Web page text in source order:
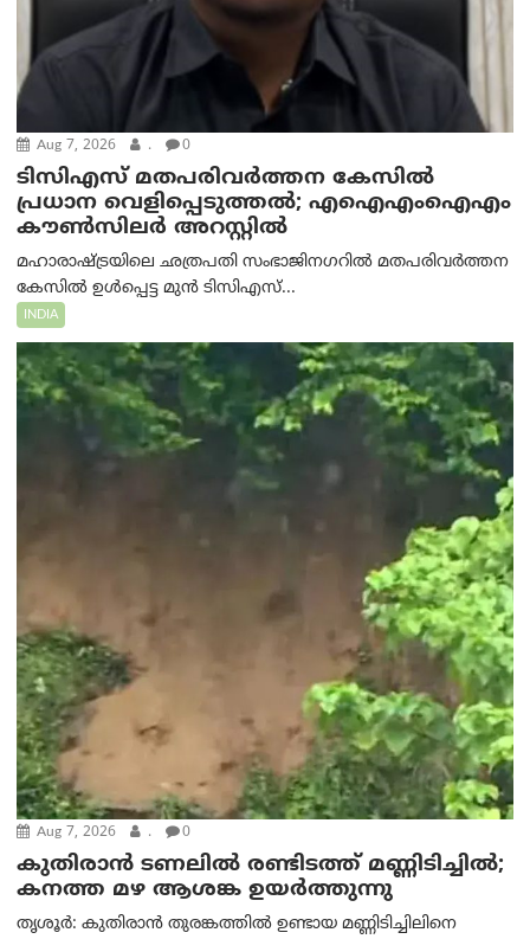
Aug 7, 2026 . 0
ടിസിഎസ് മതപരിവർത്തന കേസിൽ
പ്രധാന വെളിപ്പെടുത്തൽ; എഐഎംഐഎം
കൗൺസിലർ അറസ്റ്റിൽ
മഹാരാഷ്ട്രയിലെ ഛത്രപതി സംഭാജിനഗറിൽ മതപരിവർത്തന
കേസിൽ ഉൾപ്പെട്ട മുൻ ടിസിഎസ്...
INDIA
Aug 7, 2026 . 0
കുതിരാൻ ടണലിൽ രണ്ടിടത്ത് മണ്ണിടിച്ചിൽ;
കനത്ത മഴ ആശങ്ക ഉയർത്തുന്നു
തൃശൂർ: കുതിരാൻ തുരങ്കത്തിൽ ഉണ്ടായ മണ്ണിടിച്ചിലിനെ